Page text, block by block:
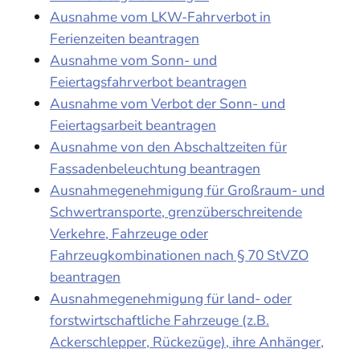
Ausnahme vom LKW-Fahrverbot in
Ferienzeiten beantragen
Ausnahme vom Sonn- und
Feiertagsfahrverbot beantragen
Ausnahme vom Verbot der Sonn- und
Feiertagsarbeit beantragen
Ausnahme von den Abschaltzeiten für
Fassadenbeleuchtung beantragen
Ausnahmegenehmigung für Großraum- und
Schwertransporte, grenzüberschreitende
Verkehre, Fahrzeuge oder
Fahrzeugkombinationen nach § 70 StVZO
beantragen
Ausnahmegenehmigung für land- oder
forstwirtschaftliche Fahrzeuge (z.B.
Ackerschlepper, Rückezüge), ihre Anhänger,